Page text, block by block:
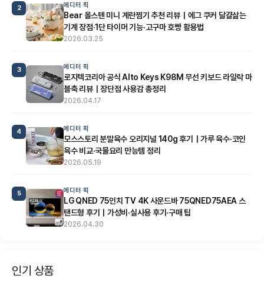
2 에디터 픽
Bear 올스텐 미니 계란찜기 추천 리뷰｜에그 쿠커 달걀삶는
기계 장점·1단 타이머 기능·고구마 호빵 활용법
2026.03.25
3 에디터 픽
로지텍코리아 공식 Alto Keys K98M 무선 키보드 라일락 마
블축 리뷰｜장단점 사용감 총정리
2026.04.17
4 에디터 픽
모스스토리 분말육수 오리지널 140g 후기｜가루 육수·코인
육수 비교·국물요리 만능템 정리
2026.05.19
5 에디터 픽
LG QNED 75인치 TV 4K 사운드바 75QNED75AEA 스
탠드형 후기｜가성비·실사용 후기·구매 팁
2026.04.30
인기 상품